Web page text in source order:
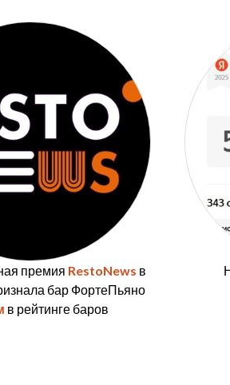
премия RestoNews в
бар ФортеПьяно
в рейтинге баров